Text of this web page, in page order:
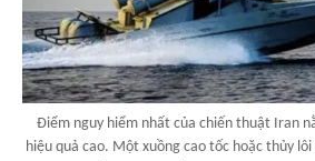
Điểm nguy hiểm nhất của chiến thuật Iran
hiệu quả cao. Một xuồng cao tốc hoặc thủy